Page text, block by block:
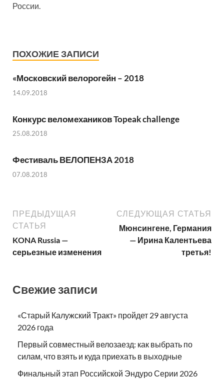
России.
ПОХОЖИЕ ЗАПИСИ
«Московский велорогейн – 2018
14.09.2018
Конкурс веломехаников Topeak challenge
25.08.2018
Фестиваль ВЕЛОПЕНЗА 2018
07.08.2018
ПРЕДЫДУЩАЯ
СТАТЬЯ
KONA Russia —
серьезные изменения
СЛЕДУЮЩАЯ СТАТЬЯ
Мюнсингене, Германия
— Ирина Калентьева
третья!
Свежие записи
«Старый Калужский Тракт» пройдет 29 августа
2026 года
Первый совместный велозаезд: как выбрать по
силам, что взять и куда приехать в выходные
Финальный этап Российской Эндуро Серии 2026